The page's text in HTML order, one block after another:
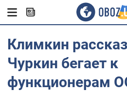
Климкин
Чуркин бегает к
функционерам